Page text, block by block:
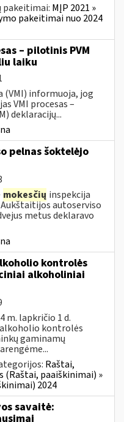
pakeitimai: MĮP 2021 »
pakeitimai nuo 2024
– pilotinis PVM
laiku
(VMI) informuoja, jog
VMI procesas –
deklaracijų...
pelnas šoktelėjo
mokesčių inspekcija
autoserviso
metus deklaravo
kontrolės
alkoholiniai
m. lapkričio 1 d.
kontrolės
gaminamų
Raštai,
(Raštai, paaiškinimai) »
2024
savaitė: